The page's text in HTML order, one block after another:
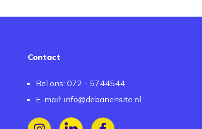
Contact
Bel ons: 072 - 5744544
E-mail: info@debanensite.nl